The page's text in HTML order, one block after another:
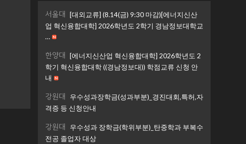
서울대
[대외교류] (8.14(금) 9:30 마감)[에너지신산
업 혁신융합대학] 2026학년도 2학기 경남정보대학교
…
한양대
[에너지신산업 혁신융합대학] 2026학년도 2
학기 혁신융합대학 ((경남정보대)) 학점교류 신청 안
내
강원대
우수성과장학금(성과부분)_경진대회,특허,자
격증 등 신청안내
강원대
우수성과 장학금(학위부분)_탄중학과 부복수
전공 졸업자 대상